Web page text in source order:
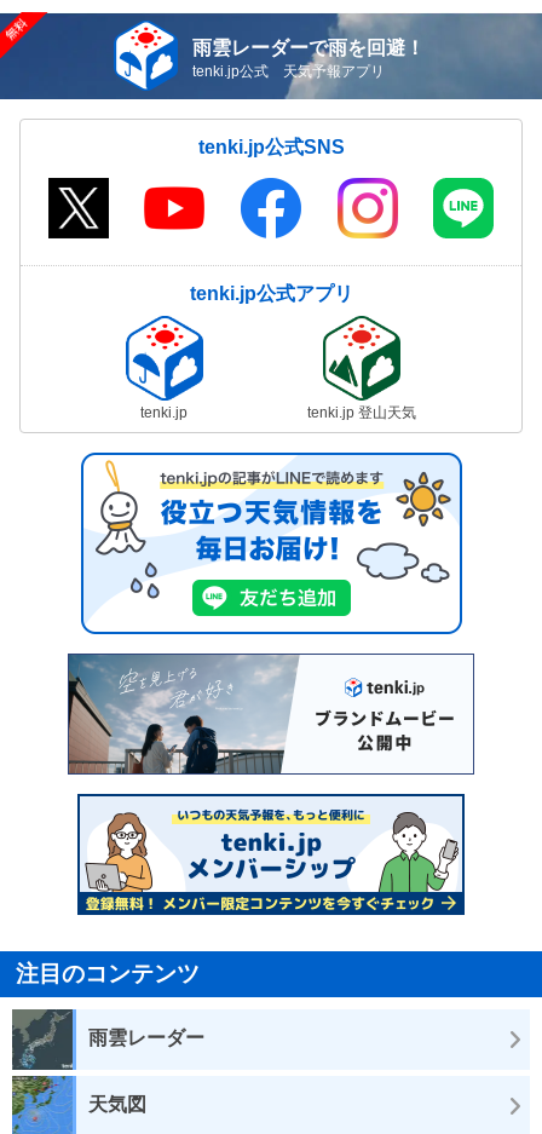
雨雲レーダーで雨を回避！
tenki.jp公式 天気予報アプリ
tenki.jp公式SNS
tenki.jp公式アプリ
tenki.jp tenki.jp 登山天気
注目のコンテンツ
雨雲レーダー
天気図